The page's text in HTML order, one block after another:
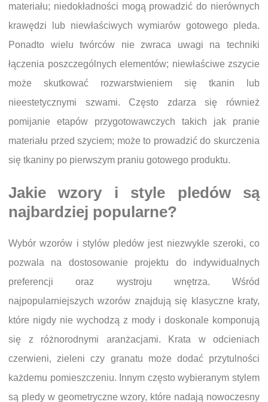
materiału; niedokładności mogą prowadzić do nierównych
krawędzi lub niewłaściwych wymiarów gotowego pleda.
Ponadto wielu twórców nie zwraca uwagi na techniki
łączenia poszczególnych elementów; niewłaściwe zszycie
może skutkować rozwarstwieniem się tkanin lub
nieestetycznymi szwami. Często zdarza się również
pomijanie etapów przygotowawczych takich jak pranie
materiału przed szyciem; może to prowadzić do skurczenia
się tkaniny po pierwszym praniu gotowego produktu.
Jakie wzory i style pledów są
najbardziej popularne?
Wybór wzorów i stylów pledów jest niezwykle szeroki, co
pozwala na dostosowanie projektu do indywidualnych
preferencji oraz wystroju wnętrza. Wśród
najpopularniejszych wzorów znajdują się klasyczne kraty,
które nigdy nie wychodzą z mody i doskonale komponują
się z różnorodnymi aranżacjami. Krata w odcieniach
czerwieni, zieleni czy granatu może dodać przytulności
każdemu pomieszczeniu. Innym często wybieranym stylem
są pledy w geometryczne wzory, które nadają nowoczesny